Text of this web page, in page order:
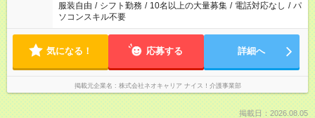
服装自由 / シフト勤務 / 10名以上の大量募集 / 電話対応なし / パ
ソコンスキル不要
気になる！ 応募する 詳細へ
掲載元企業名 株式会社ネオキャリア ナイス！介護事業部
掲載日：2026.08.05